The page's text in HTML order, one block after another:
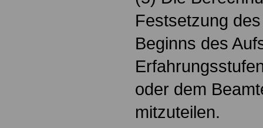
Festsetzung
Beginns des
oder dem
mitzuteilen.